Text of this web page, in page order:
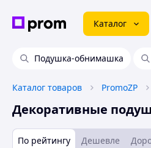
Каталог
Подушка-обнимашка
Каталог товаров PromoZP
Декоративные
По рейтингу Дешевле